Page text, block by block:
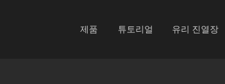
제품 튜토리얼 유리 진열장